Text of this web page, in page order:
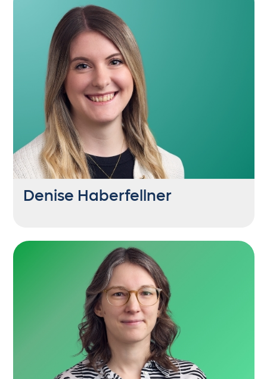
+43 6235 21444 61
tf@getontop.at
Größtes sportliches Highlight war eine 0:13
Niederlage gegen Rapid. Hat nun aber die
Fußballschuhe an den Nagel gehängt und ist
als Arsenal- und LASK-Fan im
Zuschauerraum zu finden.
Denise Haberfellner
+43 6235 21444 56
ha@getontop.at